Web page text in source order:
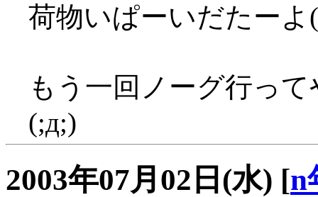
荷物いぱーいだたーよ
もう一回ノーグ行っ
(;д;)
2003年07月02日(水) [n